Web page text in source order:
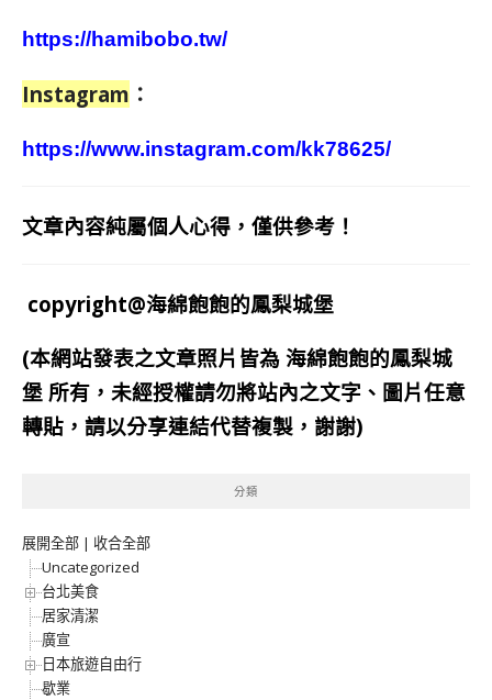
https://hamibobo.tw/
Instagram ：
https://www.instagram.com/kk78625/
文章內容純屬個人心得，僅供參考！
copyright@海綿飽飽的鳳梨城堡
(本網站發表之文章照片皆為 海綿飽飽的鳳梨城
堡 所有，未經授權請勿將站內之文字、圖片任意
轉貼，請以分享連結代替複製，謝謝)
分類
展開全部 | 收合全部
Uncategorized
台北美食
居家清潔
廣宣
日本旅遊自由行
歇業